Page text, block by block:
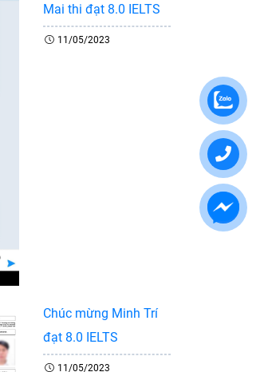
Mai thi đạt 8.0 IELTS
11/05/2023
Chúc mừng Minh Trí
đạt 8.0 IELTS
11/05/2023